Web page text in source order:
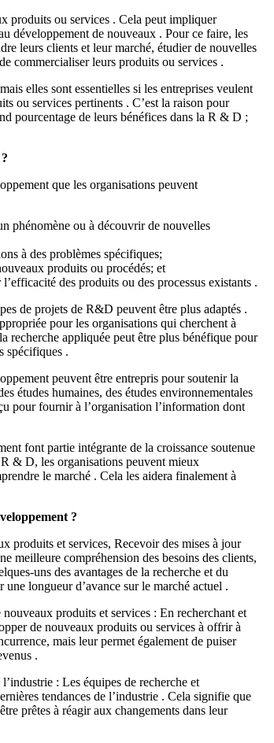
produits ou services . Cela peut impliquer
développement de nouveaux . Pour ce faire, les
leurs clients et leur marché, étudier de nouvelles
commercialiser leurs produits ou services .
elles sont essentielles si les entreprises veulent
ou services pertinents . C’est la raison pour
pourcentage de leurs bénéfices dans la R & D ;
que les organisations peuvent
phénomène ou à découvrir de nouvelles
à des problèmes spécifiques;
produits ou procédés; et
des produits ou des processus existants .
de projets de R&D peuvent être plus adaptés .
pour les organisations qui cherchent à
recherche appliquée peut être plus bénéfique pour
spécifiques .
peuvent être entrepris pour soutenir la
études humaines, des études environnementales
pour fournir à l’organisation l’information dont
font partie intégrante de la croissance soutenue
& D, les organisations peuvent mieux
le marché . Cela les aidera finalement à
?
produits et services, Recevoir des mises à jour
meilleure compréhension des besoins des clients,
uns des avantages de la recherche et du
longueur d’avance sur le marché actuel .
produits et services : En recherchant et
de nouveaux produits ou services à offrir à
mais leur permet également de puiser
.
: Les équipes de recherche et
tendances de l’industrie . Cela signifie que
prêtes à réagir aux changements dans leur